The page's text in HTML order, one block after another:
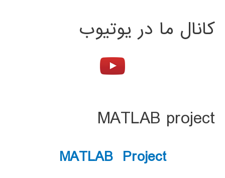
کانال ما در یوتیوب
MATLAB project
MATLAB Project